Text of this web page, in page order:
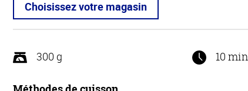
Choisissez votre magasin
300 g 10